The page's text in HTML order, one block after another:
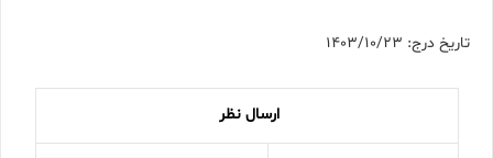
تاریخ درج: 1403/10/23
ارسال نظر